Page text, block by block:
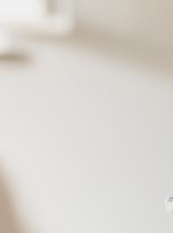
FILODIRITTO